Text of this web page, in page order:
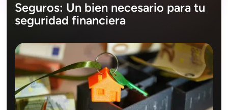
Seguros: Un bien necesario para tu
seguridad financiera